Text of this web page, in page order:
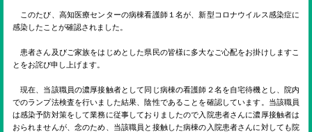
初めての方へ
ご意見・ご要望
ENGLISH
このたび、高知医療センターの病棟看護師１名が、新型コロナウイルス感染症に
感染したことが確認されました。
患者さん及びご家族をはじめとした県民の皆様に多大なご心配をお掛けしますこ
とをお詫び申し上げます。
現在、当該職員の濃厚接触者として同じ病棟の看護師２名を自宅待機とし、院内
でのランプ法検査を行いました結果、陰性であることを確認しています。当該職員
は感染予防対策をして業務に従事しておりましたので入院患者さんに濃厚接触者は
おられませんが、念のため、当該職員と接触した病棟の入院患者さんに対しても院